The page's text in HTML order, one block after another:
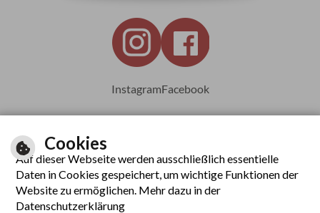
InstagramFacebook
Leichte Sprache
Cookies
Auf dieser Webseite werden ausschließlich essentielle
Daten in Cookies gespeichert, um wichtige Funktionen der
Website zu ermöglichen. Mehr dazu in der
Datenschutzerklärung